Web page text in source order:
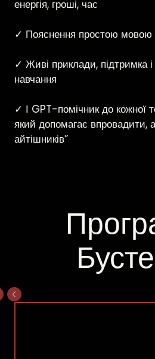
енергія, гроші, час
✓ Пояснення простою мовою
✓ Живі приклади, підтримка і
навчання
✓ І GPT-помічник до кожної
який допомагає впровадити,
айтішників”